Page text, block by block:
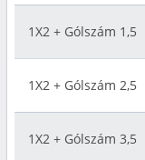
1X2 + Gólszám 1,5
1X2 + Gólszám 2,5
1X2 + Gólszám 3,5